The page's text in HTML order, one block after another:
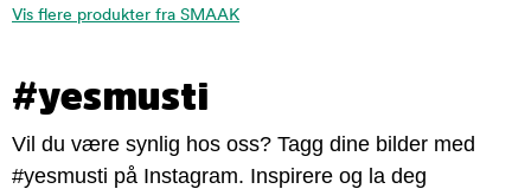
Vis flere produkter fra SMAAK
#yesmusti
Vil du være synlig hos oss? Tagg dine bilder med
#yesmusti på Instagram. Inspirere og la deg